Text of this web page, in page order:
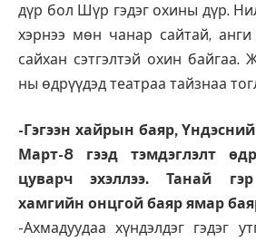
дүр бол Шүр гэдэг охины дүр.
хэрнээ мөн чанар сайтай,
сайхан сэтгэлтэй охин байгаа.
ны өдрүүдэд театраа тайзнаа
-Гэгээн хайрын баяр,
Март-8 гээд тэмдэглэлт
цуварч эхэллээ. Танай
хамгийн онцгой баяр ямар
-Ахмадуудаа хүндэлдэг гэдэг